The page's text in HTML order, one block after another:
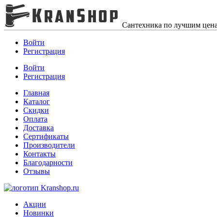
Сантехника по лучшим
Войти
Регистрация
Войти
Регистрация
Главная
Каталог
Скидки
Оплата
Доставка
Сертификаты
Производители
Контакты
Благодарности
Отзывы
Акции
Новинки